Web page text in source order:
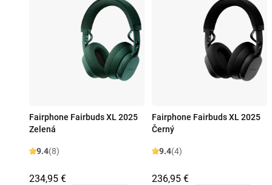
Fairphone Fairbuds XL 2025
Zelená
9.4(8)
234,95 €
Fairphone Fairbuds XL 2025
Černý
9.4(4)
236,95 €